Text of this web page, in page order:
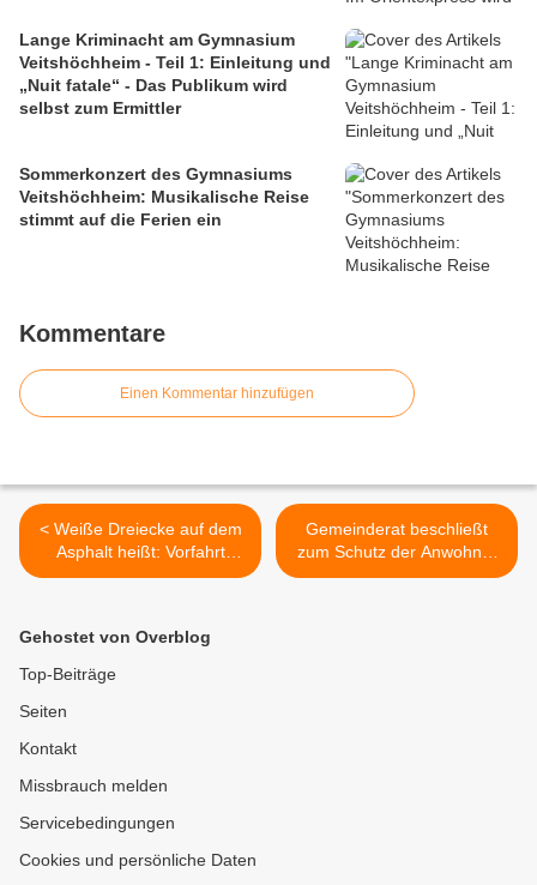
Lange Kriminacht am Gymnasium
Veitshöchheim - Teil 1: Einleitung und
„Nuit fatale“ - Das Publikum wird
selbst zum Ermittler
Sommerkonzert des Gymnasiums
Veitshöchheim: Musikalische Reise
stimmt auf die Ferien ein
Kommentare
Einen Kommentar hinzufügen
< Weiße Dreiecke auf dem
Asphalt heißt: Vorfahrt
gewähren
Gemeinderat beschließt
zum Schutz der Anwohner
Nutzungszeiten für den
Gehostet von Overblog
Top-Beiträge
Seiten
Kontakt
Missbrauch melden
Servicebedingungen
Cookies und persönliche Daten